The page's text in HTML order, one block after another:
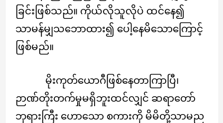
ခြင်းဖြစ်သည်။ ကိုယ်လိုသူလိုပဲ ထင်နေ၍
သာမန်မျှသဘောထား၍ ပေါ့နေမိသောကြောင့်
ဖြစ်မည်။
မိုးကုတ်ယောဂီဖြစ်နေတာကြာပြီ၊
ဉာဏ်တိုးတက်မှုမရှိဘူးထင်လျှင် ဆရာတော်
ဘုရားကြီး ဟောသော စကားကို မိမိတို့သာမည